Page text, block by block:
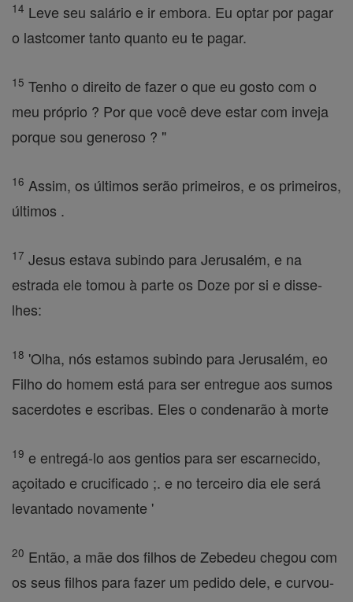
14 Leve seu salário e ir embora. Eu optar por pagar
o lastcomer tanto quanto eu te pagar.
15 Tenho o direito de fazer o que eu gosto com o
meu próprio ? Por que você deve estar com inveja
porque sou generoso ? "
16 Assim, os últimos serão primeiros, e os primeiros,
últimos .
17 Jesus estava subindo para Jerusalém, e na
estrada ele tomou à parte os Doze por si e disse-
lhes:
18 'Olha, nós estamos subindo para Jerusalém, eo
Filho do homem está para ser entregue aos sumos
sacerdotes e escribas. Eles o condenarão à morte
19 e entregá-lo aos gentios para ser escarnecido,
açoitado e crucificado ;. e no terceiro dia ele será
levantado novamente '
20 Então, a mãe dos filhos de Zebedeu chegou com
os seus filhos para fazer um pedido dele, e curvou-